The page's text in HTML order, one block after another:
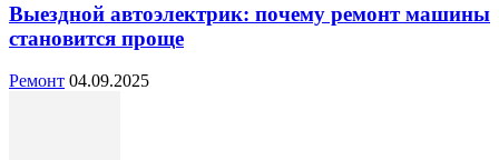
Выездной автоэлектрик: почему ремонт машины
становится проще
Ремонт 04.09.2025